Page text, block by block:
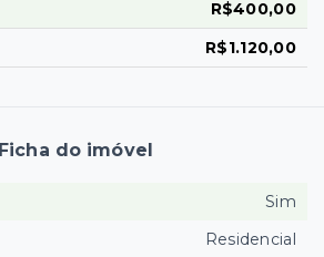
R$400,00
R$1.120,00
Ficha do imóvel
Sim
Residencial